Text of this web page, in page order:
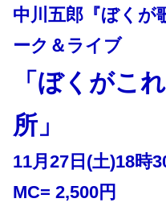
中川五郎『ぼくが
ーク＆ライブ
「ぼくがこ
所」
11月27日(土)18時
MC= 2,500円